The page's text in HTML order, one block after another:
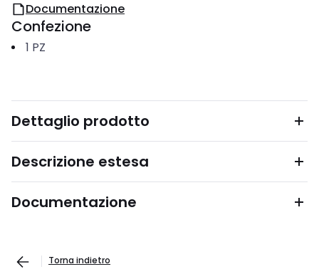
Documentazione
Confezione
1 PZ
Dettaglio prodotto
Descrizione estesa
Documentazione
Torna indietro